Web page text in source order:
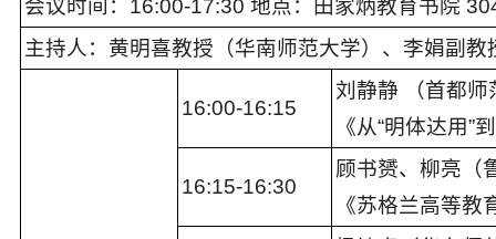
会议时间：16:00-17:30 地点：
田家炳教育书院
主持人： 黄明喜教授（华南师范大学）、 李娟副 教
16:00-16:15
刘静静 （首都师
《从“明体达用
16:15-16:30
顾书赟、柳亮（
《苏格兰高等